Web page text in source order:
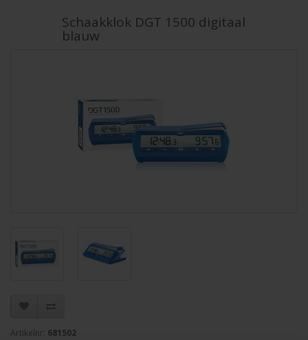
Schaakklok DGT 1500 digitaal
blauw
Artikelnr: 681502